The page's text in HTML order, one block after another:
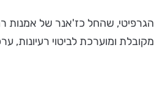
הגרפיטי, שהחל כז'אנר של אמנות
מקובלת ומוערכת לביטוי רעיונות,